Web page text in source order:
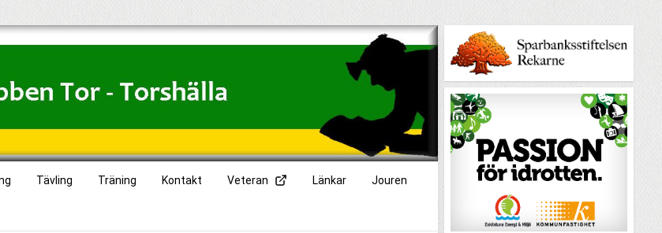
Tävling Träning Kontakt Veteran Länkar Jouren